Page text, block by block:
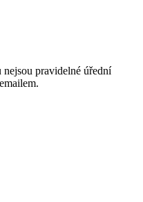
pravidelné úřední